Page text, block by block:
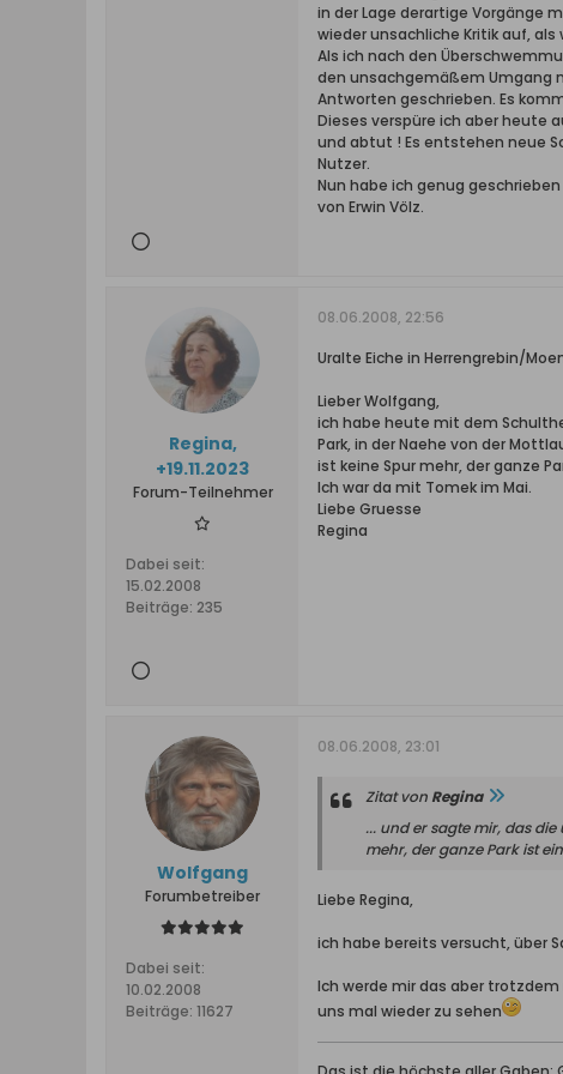
in der Lage derartige Vorgänge
wieder unsachliche Kritik auf,
Als ich nach den
den unsachgemäßem Umgang
Antworten geschrieben. Es
Dieses verspüre ich aber heute
und abtut ! Es entstehen neue
Nutzer.
Nun habe ich genug
von Erwin Völz.
Regina,
+19.11.2023
Forum-Teilnehmer
Dabei seit:
15.02.2008
Beiträge: 235
08.06.2008, 22:56
Uralte Eiche in Herrengrebin/
Lieber Wolfgang,
ich habe heute mit dem
Park, in der Naehe von der
ist keine Spur mehr, der ganze
Ich war da mit Tomek im Mai.
Liebe Gruesse
Regina
Wolfgang
Forumbetreiber
Dabei seit:
10.02.2008
Beiträge: 11627
08.06.2008, 23:01
Zitat von Regina
... und er sagte mir, das
mehr, der ganze Park ist
Liebe Regina,
ich habe bereits versucht, über
Ich werde mir das aber
uns mal wieder zu sehen